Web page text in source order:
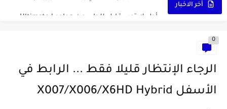
أخر الاخبار
0
الرجاء الإنتظار قليلا فقط ... الرابط في
الأسفل X007/X006/X6HD Hybrid